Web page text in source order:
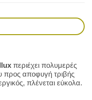
περιέχει πολυμερές
προς αποφυγή τριβής
πλένεται εύκολα.